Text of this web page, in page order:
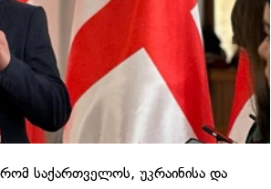
საქართველოს, უკრაინისა და